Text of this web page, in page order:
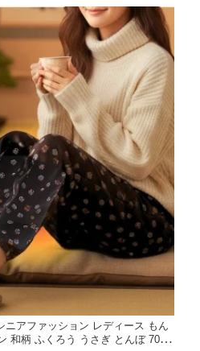
ニアファッション レディース もん
和柄 ふくろう うさぎ とんぼ 70代